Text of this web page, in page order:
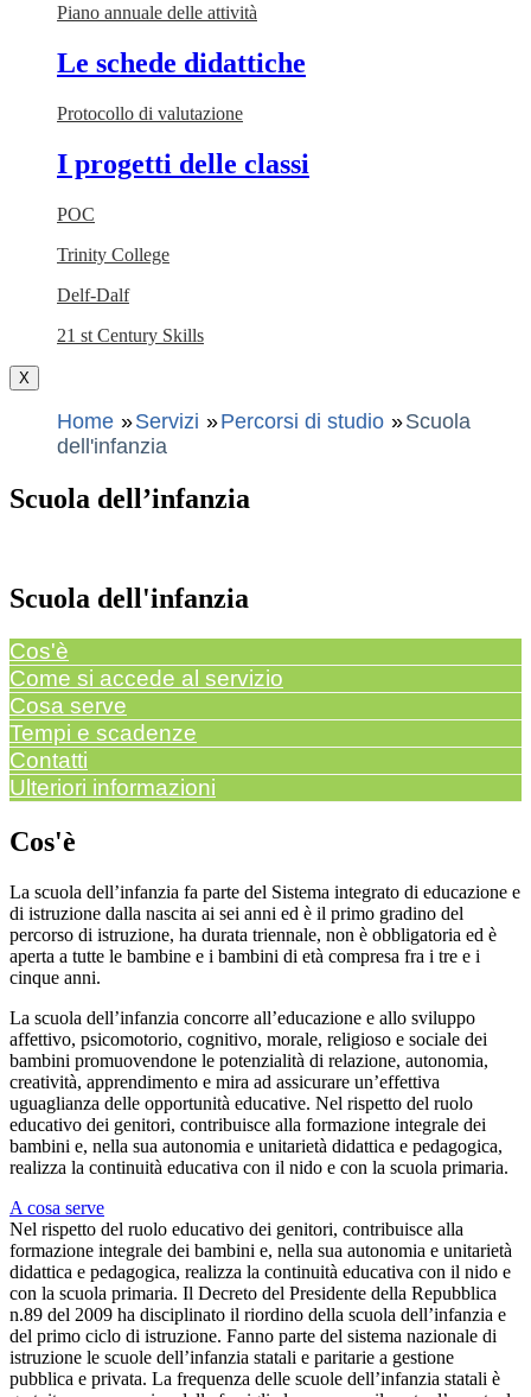
Piano annuale delle attività
Le schede didattiche
Protocollo di valutazione
I progetti delle classi
POC
Trinity College
Delf-Dalf
21 st Century Skills
X
Home Servizi Percorsi di studio
Scuola
dell'infanzia
Scuola dell’infanzia
Scuola dell'infanzia
Cos'è
Come si accede al servizio
Cosa serve
Tempi e scadenze
Contatti
Ulteriori informazioni
Cos'è
La scuola dell’infanzia fa parte del Sistema integrato di educazione e
di istruzione dalla nascita ai sei anni ed è il primo gradino del
percorso di istruzione, ha durata triennale, non è obbligatoria ed è
aperta a tutte le bambine e i bambini di età compresa fra i tre e i
cinque anni.
La scuola dell’infanzia concorre all’educazione e allo sviluppo
affettivo, psicomotorio, cognitivo, morale, religioso e sociale dei
bambini promuovendone le potenzialità di relazione, autonomia,
creatività, apprendimento e mira ad assicurare un’effettiva
uguaglianza delle opportunità educative. Nel rispetto del ruolo
educativo dei genitori, contribuisce alla formazione integrale dei
bambini e, nella sua autonomia e unitarietà didattica e pedagogica,
realizza la continuità educativa con il nido e con la scuola primaria.
A cosa serve
Nel rispetto del ruolo educativo dei genitori, contribuisce alla
formazione integrale dei bambini e, nella sua autonomia e unitarietà
didattica e pedagogica, realizza la continuità educativa con il nido e
con la scuola primaria. Il Decreto del Presidente della Repubblica
n.89 del 2009 ha disciplinato il riordino della scuola dell’infanzia e
del primo ciclo di istruzione. Fanno parte del sistema nazionale di
istruzione le scuole dell’infanzia statali e paritarie a gestione
pubblica e privata. La frequenza delle scuole dell’infanzia statali è